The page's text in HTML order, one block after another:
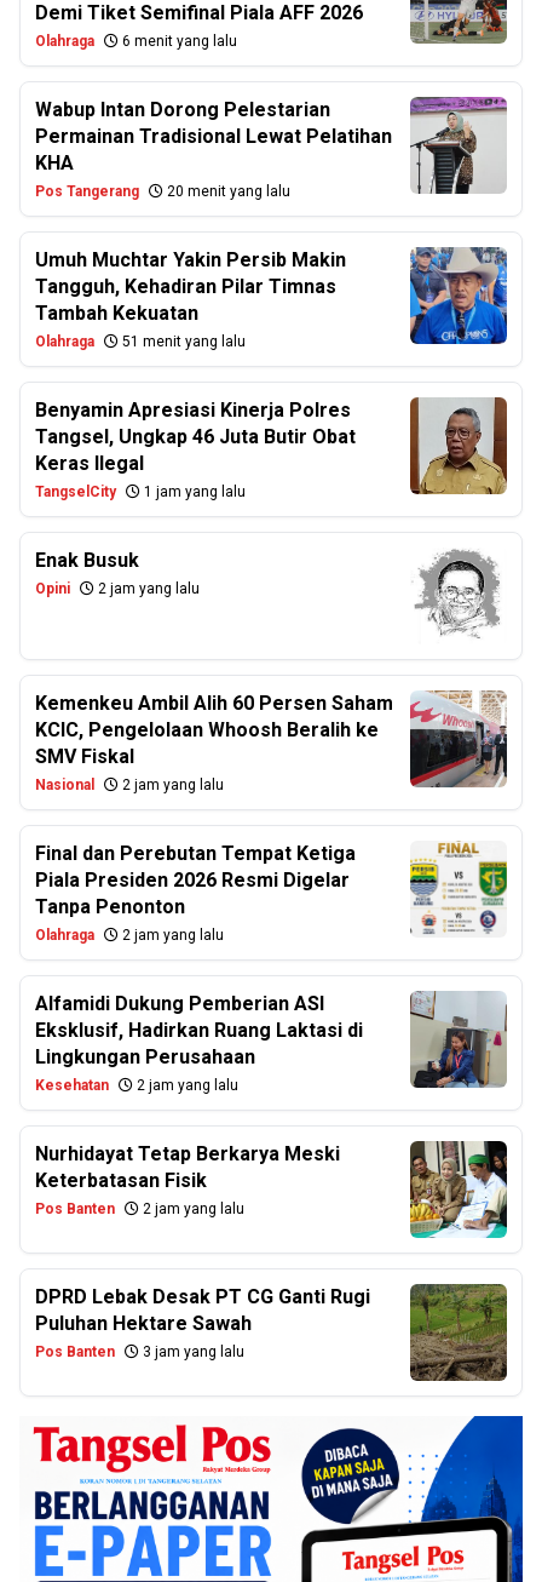
Demi Tiket Semifinal Piala AFF 2026
Olahraga 6 menit yang lalu
Wabup Intan Dorong Pelestarian
Permainan Tradisional Lewat Pelatihan
KHA
Pos Tangerang 20 menit yang lalu
Umuh Muchtar Yakin Persib Makin
Tangguh, Kehadiran Pilar Timnas
Tambah Kekuatan
Olahraga 51 menit yang lalu
Benyamin Apresiasi Kinerja Polres
Tangsel, Ungkap 46 Juta Butir Obat
Keras Ilegal
TangselCity 1 jam yang lalu
Enak Busuk
Opini 2 jam yang lalu
Kemenkeu Ambil Alih 60 Persen Saham
KCIC, Pengelolaan Whoosh Beralih ke
SMV Fiskal
Nasional 2 jam yang lalu
Final dan Perebutan Tempat Ketiga
Piala Presiden 2026 Resmi Digelar
Tanpa Penonton
Olahraga 2 jam yang lalu
Alfamidi Dukung Pemberian ASI
Eksklusif, Hadirkan Ruang Laktasi di
Lingkungan Perusahaan
Kesehatan 2 jam yang lalu
Nurhidayat Tetap Berkarya Meski
Keterbatasan Fisik
Pos Banten 2 jam yang lalu
DPRD Lebak Desak PT CG Ganti Rugi
Puluhan Hektare Sawah
Pos Banten 3 jam yang lalu